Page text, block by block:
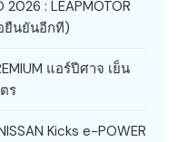
: LEAPMOTOR
ยืนยันอีกที)
แอร์ปีศาจ เย็น
ร
Kicks e-POWER